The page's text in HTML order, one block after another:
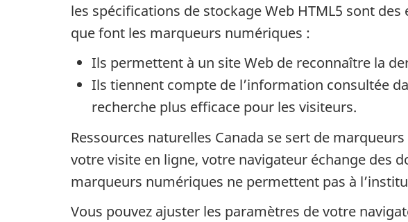
les spécifications de stockage Web HTML5 sont
que font les marqueurs numériques :
Ils permettent à un site Web de reconnaître la
Ils tiennent compte de l’information consultée
recherche plus efficace pour les visiteurs.
Ressources naturelles Canada se sert de
votre visite en ligne, votre navigateur échange des
marqueurs numériques ne permettent pas à
Vous pouvez ajuster les paramètres de votre